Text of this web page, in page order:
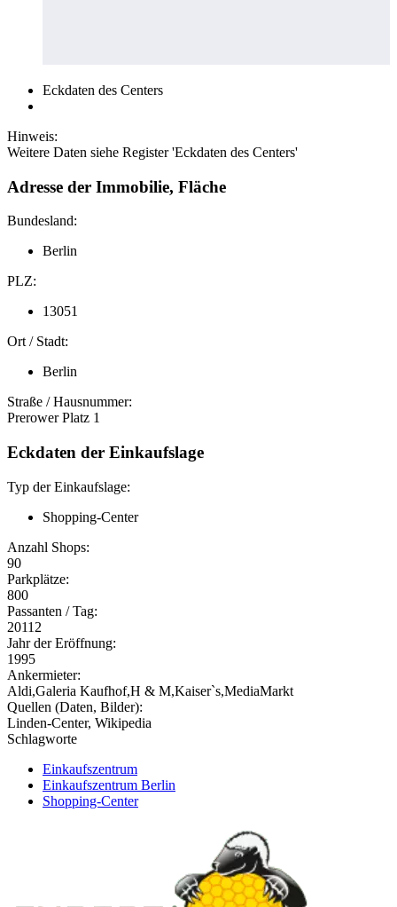
Eckdaten des Centers
Hinweis:
Weitere Daten siehe Register 'Eckdaten des Centers'
Adresse der Immobilie, Fläche
Bundesland:
Berlin
PLZ:
13051
Ort / Stadt:
Berlin
Straße / Hausnummer:
Prerower Platz 1
Eckdaten der Einkaufslage
Typ der Einkaufslage:
Shopping-Center
Anzahl Shops:
90
Parkplätze:
800
Passanten / Tag:
20112
Jahr der Eröffnung:
1995
Ankermieter:
Aldi,Galeria Kaufhof,H & M,Kaiser`s,MediaMarkt
Quellen (Daten, Bilder):
Linden-Center, Wikipedia
Schlagworte
Einkaufszentrum
Einkaufszentrum Berlin
Shopping-Center